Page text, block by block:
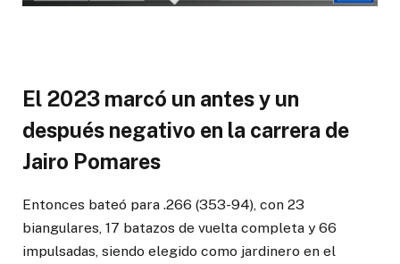
El 2023 marcó un antes y un
después negativo en la carrera de
Jairo Pomares
Entonces bateó para .266 (353-94), con 23
biangulares, 17 batazos de vuelta completa y 66
impulsadas, siendo elegido como jardinero en el